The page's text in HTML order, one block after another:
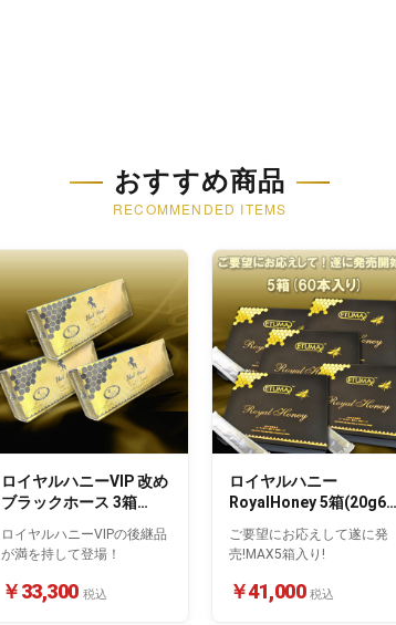
おすすめ商品
RECOMMENDED ITEMS
ロイヤルハニーVIP 改め
ブラックホース 3箱
ロイヤルハニーVIPの後継品
が満を持して登場！
￥33,300 税込
ロイヤルハニー
RoyalHoney 5箱(20g60
ご要望にお応えして遂に発
売!MAX5箱入り!
￥41,000 税込